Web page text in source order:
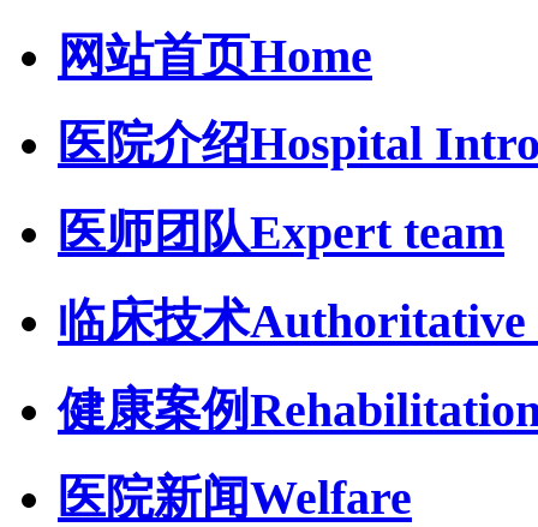
网站首页Home
医院介绍Hospital
医师团队Expert team
临床技术Authoritative
健康案例
医院新闻Welfare